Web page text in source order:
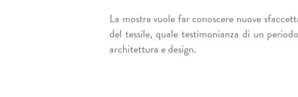
La mostra vuole far conoscere nuove
del tessile, quale testimonianza di un
architettura e design.